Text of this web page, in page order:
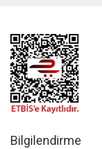
Bilgilendirme